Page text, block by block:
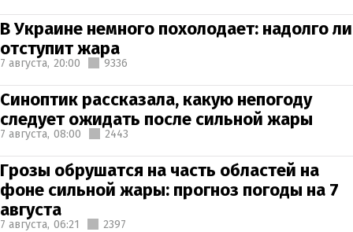
В Украине немного похолодает: надолго ли
отступит жара
7 августа, 20:00 9336
Синоптик рассказала, какую непогоду
следует ожидать после сильной жары
7 августа, 08:00 2443
Грозы обрушатся на часть областей на
фоне сильной жары: прогноз погоды на 7
августа
7 августа, 06:21 2397